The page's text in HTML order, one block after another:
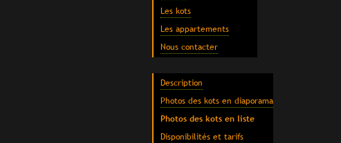
Les kots
Les appartements
Nous contacter
Description
Photos des kots en diaporama
Photos des kots en liste
Disponibilités et tarifs